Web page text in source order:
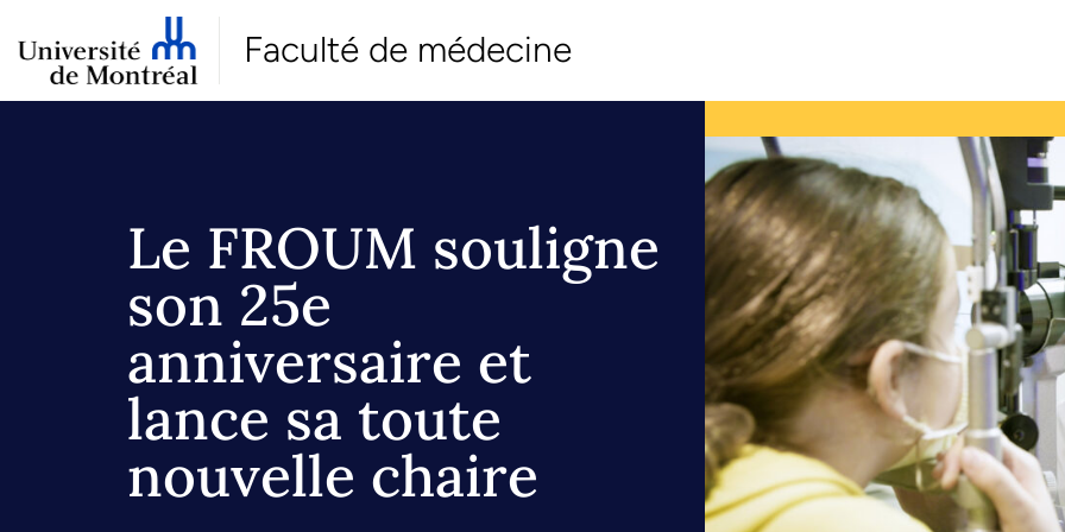
Faculté de médecine
Le FROUM souligne
son 25e
anniversaire et
lance sa toute
nouvelle chaire